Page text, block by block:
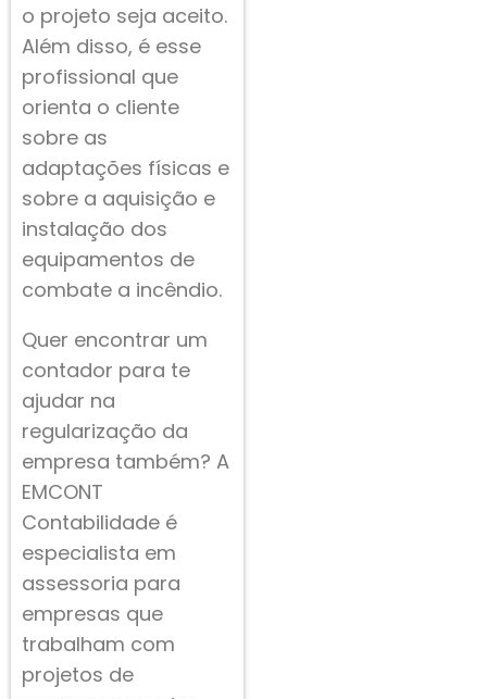
o projeto seja aceito.
Além disso, é esse
profissional que
orienta o cliente
sobre as
adaptações físicas e
sobre a aquisição e
instalação dos
equipamentos de
combate a incêndio.
Quer encontrar um
contador para te
ajudar na
regularização da
empresa também? A
EMCONT
Contabilidade é
especialista em
assessoria para
empresas que
trabalham com
projetos de